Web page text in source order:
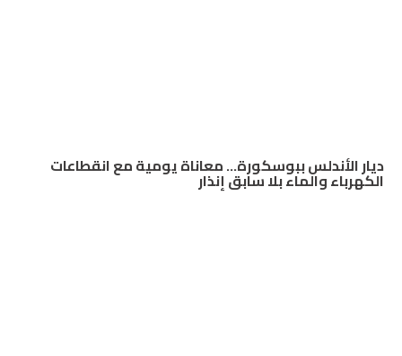
ديار الأندلس ببوسكورة… معاناة يومية مع انقطاعات
الكهرباء والماء بلا سابق إنذار